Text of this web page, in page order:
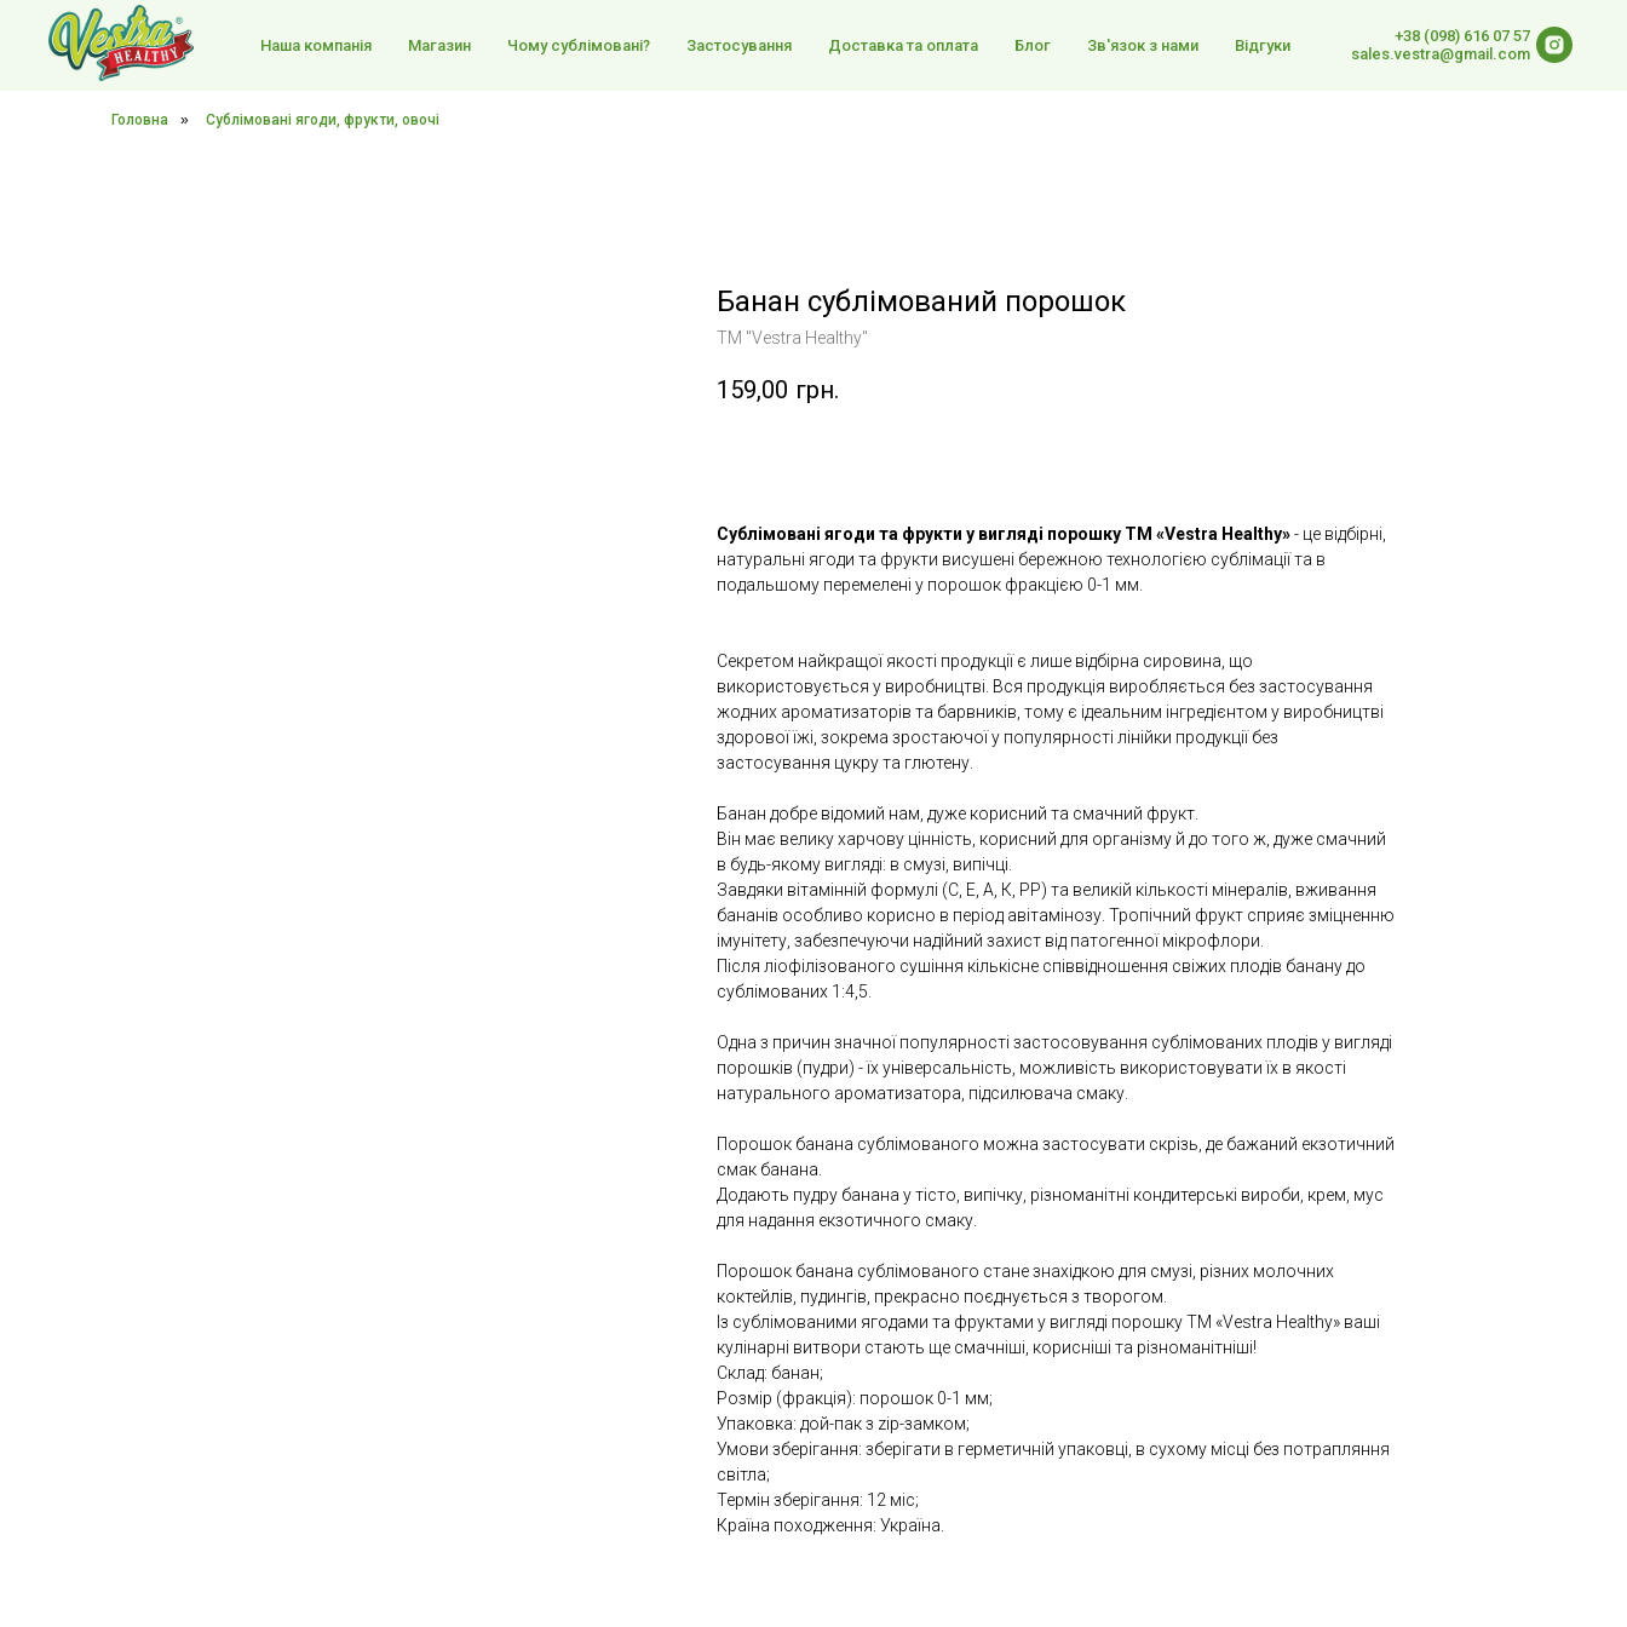
Наша компанія Магазин Чому сублімовані? Застосування Доставка та оплата Блог Зв'язок з нами Відгуки
+38 (098) 616 07 57
sales.vestra@gmail.com
Головна » Сублімовані ягоди, фрукти, овочі
Банан сублімований порошок
TM "Vestra Healthy"
159,00 грн.
Сублімовані ягоди та фрукти у вигляді порошку ТМ «Vestra Healthy»- це відбірні,
натуральні ягоди та фрукти висушені бережною технологією сублімації та в
подальшому перемелені у порошок фракцією 0-1 мм.
Секретом найкращої якості продукції є лише відбірна сировина, що
використовується у виробництві. Вся продукція виробляється без застосування
жодних ароматизаторів та барвників, тому є ідеальним інгредієнтом у виробництві
здорової їжі, зокрема зростаючої у популярності лінійки продукції без
застосування цукру та глютену.
Банан добре відомий нам, дуже корисний та смачний фрукт.
Він має велику харчову цінність, корисний для організму й до того ж, дуже смачний
в будь-якому вигляді: в смузі, випічці.
Завдяки вітамінній формулі (С, Е, А, К, РР) та великій кількості мінералів, вживання
бананів особливо корисно в період авітамінозу. Тропічний фрукт сприяє зміцненню
імунітету, забезпечуючи надійний захист від патогенної мікрофлори.
Після ліофілізованого сушіння кількісне співвідношення свіжих плодів банану до
сублімованих 1:4,5.
Одна з причин значної популярності застосовування сублімованих плодів у вигляді
порошків (пудри) - їх універсальність, можливість використовувати їх в якості
натурального ароматизатора, підсилювача смаку.
Порошок банана сублімованого можна застосувати скрізь, де бажаний екзотичний
смак банана.
Додають пудру банана у тісто, випічку, різноманітні кондитерські вироби, крем, мус
для надання екзотичного смаку.
Порошок банана сублімованого стане знахідкою для смузі, різних молочних
коктейлів, пудингів, прекрасно поєднується з творогом.
Із сублімованими ягодами та фруктами у вигляді порошку ТМ «Vestra Healthy» ваші
кулінарні витвори стають ще смачніші, корисніші та різноманітніші!
Склад: банан;
Розмір (фракція): порошок 0-1 мм;
Упаковка: дой-пак з zip-замком;
Умови зберігання: зберігати в герметичній упаковці, в сухому місці без потрапляння
світла;
Термін зберігання: 12 міс;
Країна походження: Україна.